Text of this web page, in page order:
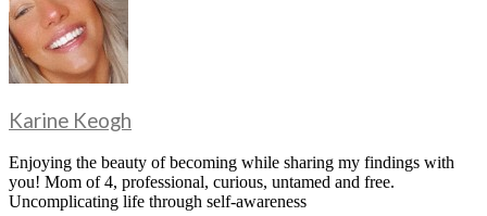
Karine Keogh
Enjoying the beauty of becoming while sharing my findings with
you! Mom of 4, professional, curious, untamed and free.
Uncomplicating life through self-awareness